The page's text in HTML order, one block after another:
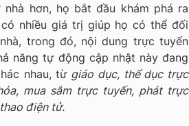
hơn, họ bắt đầu khám phá ra
nhiều giá trị giúp họ có thể đối
trong đó, nội dung trực tuyến
năng tự động cập nhật này đang
nhau, từgiáo dục, thể dục trực
mua sắm trực tuyến, phát trực
điện tử.